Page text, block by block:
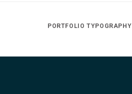
PORTFOLIO TYPOGRAPHY